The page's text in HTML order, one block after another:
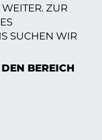
ZUR
SUCHEN WIR
BEREICH